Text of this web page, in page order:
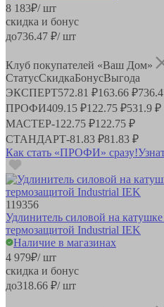
8 183₽/ шт
скидка и бонус
до736.47 ₽/ шт
Клуб покупателей «Ваш Дом»
СтатусСкидкаБонусВыгода
ЭКСПЕРТ572.81 ₽163.66 ₽
ПРОФИ409.15 ₽122.75 ₽531.9 ₽
МАСТЕР-122.75 ₽122.75 ₽
СТАНДАРТ-81.83 ₽81.83 ₽
Как стать «ПРОФИ» сразу!
119356
Удлинитель силовой на
термозащитой Industrial IEK
Наличие в магазинах
4 979₽/ шт
скидка и бонус
до318.66 ₽/ шт